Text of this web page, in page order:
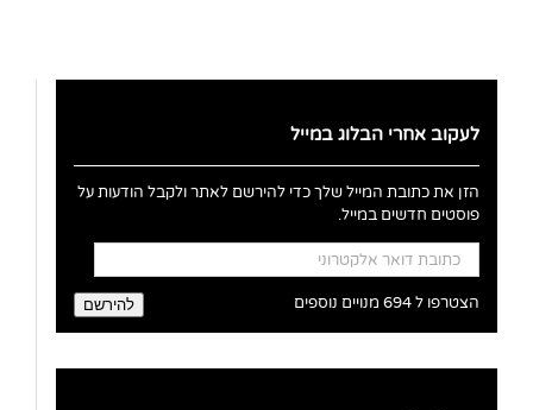
לעקוב אחרי הבלוג במייל
הזן את כתובת המייל שלך כדי להירשם לאתר ולקבל הודעות על
פוסטים חדשים במייל.
כתובת
דואר
אלקטרוני
להירשם הצטרפו ל 694 מנויים נוספים